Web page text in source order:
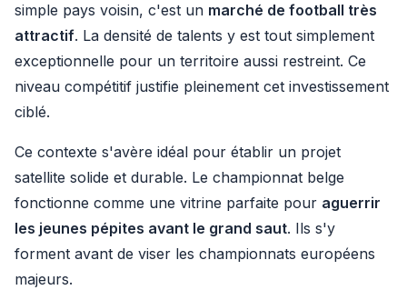
simple pays voisin, c'est un marché de football très
attractif. La densité de talents y est tout simplement
exceptionnelle pour un territoire aussi restreint. Ce
niveau compétitif justifie pleinement cet investissement
ciblé.
Ce contexte s'avère idéal pour établir un projet
satellite solide et durable. Le championnat belge
fonctionne comme une vitrine parfaite pour aguerrir
les jeunes pépites avant le grand saut. Ils s'y
forment avant de viser les championnats européens
majeurs.